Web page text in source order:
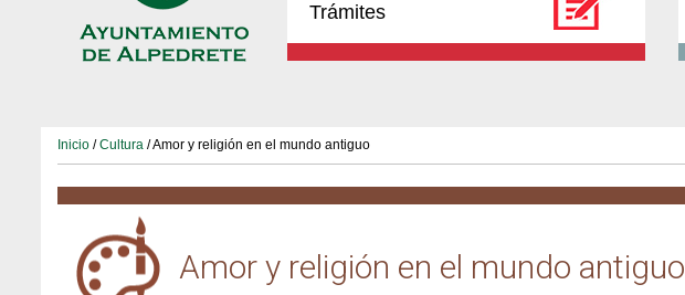
Trámites
Inicio /Cultura / Amor y religión en el mundo antiguo
Amor y religión en el mundo antiguo